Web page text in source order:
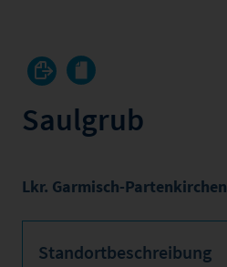
Saulgrub
Lkr. Garmisch-Partenkirchen
Standortbeschreibung